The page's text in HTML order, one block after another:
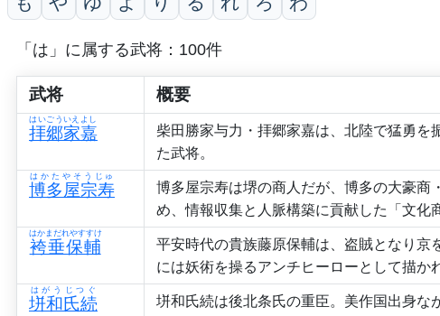
「は」に属する武将：100件
武将 概要
拝郷家嘉
はいごういえよし
柴田勝家与力・拝郷家嘉は、北陸で猛勇
た武将。
博多屋宗寿
はかたやそうじゅ
博多屋宗寿は堺の商人だが、博多の大豪
め、情報収集と人脈構築に貢献した「文化
袴垂保輔
はかまだれやすすけ
平安時代の貴族藤原保輔は、盗賊となり
には妖術を操るアンチヒーローとして描か
垪和氏続
はがうじつぐ
垪和氏続は後北条氏の重臣。美作国出身